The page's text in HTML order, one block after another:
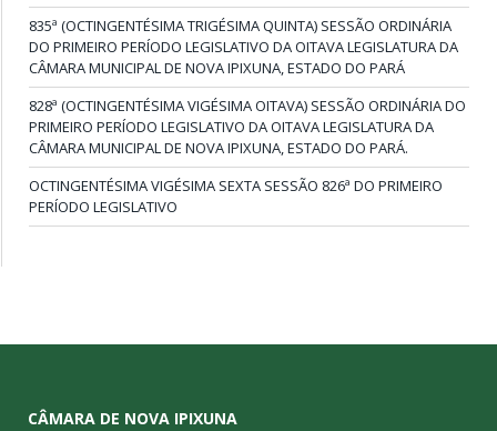
835ª (OCTINGENTÉSIMA TRIGÉSIMA QUINTA) SESSÃO ORDINÁRIA
DO PRIMEIRO PERÍODO LEGISLATIVO DA OITAVA LEGISLATURA DA
CÂMARA MUNICIPAL DE NOVA IPIXUNA, ESTADO DO PARÁ
828ª (OCTINGENTÉSIMA VIGÉSIMA OITAVA) SESSÃO ORDINÁRIA DO
PRIMEIRO PERÍODO LEGISLATIVO DA OITAVA LEGISLATURA DA
CÂMARA MUNICIPAL DE NOVA IPIXUNA, ESTADO DO PARÁ.
OCTINGENTÉSIMA VIGÉSIMA SEXTA SESSÃO 826ª DO PRIMEIRO
PERÍODO LEGISLATIVO
CÂMARA DE NOVA IPIXUNA